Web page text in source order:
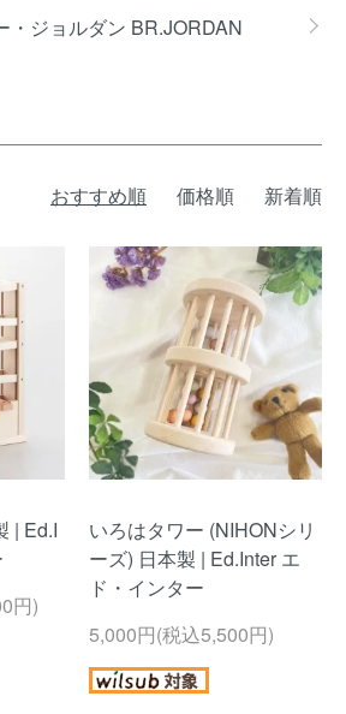
・ジョルダン BR.JORDAN
おすすめ順 価格順 新着順
| Ed.I
円)
いろはタワー (NIHONシリ
ーズ) 日本製 | Ed.Inter エ
ド・インター
5,000円(税込5,500円)